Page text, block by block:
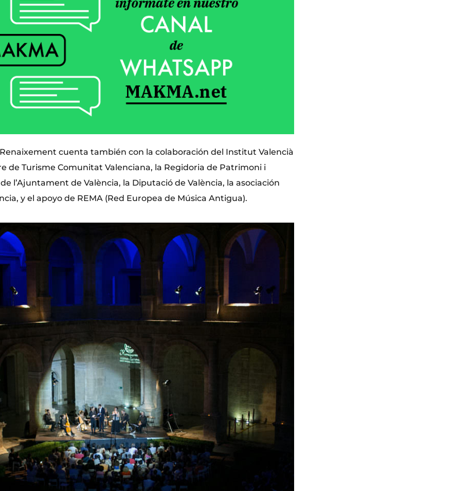
cuenta también con la colaboración del Institut Valencià
de Turisme Comunitat Valenciana, la Regidoria de Patrimoni i
l’Ajuntament de València, la Diputació de València, la asociación
y el apoyo de REMA (Red Europea de Música Antigua).